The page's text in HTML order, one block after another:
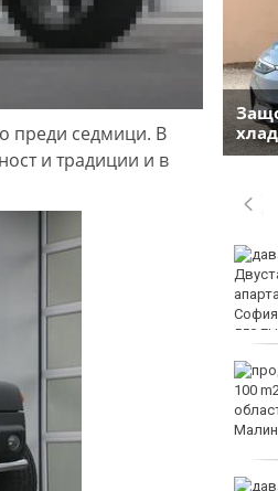
преди седмици. В
и традиции и в
Двоен ръст на чревните
Вечерен крос ще се
Варна
Тази събота: откриват